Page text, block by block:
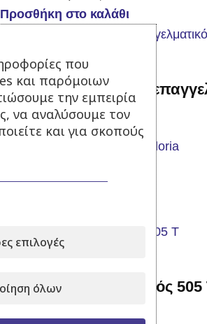
Προσθήκη στο καλάθι
Ψεκαστήρας πλάτης
1300
Ψεκαστήρας μεταλλικός 505
Σε απόθεμα
που
και παρόμοιων
την εμπειρία
να αναλύσουμε τον
και για σκοπούς
επιλογές
όλων